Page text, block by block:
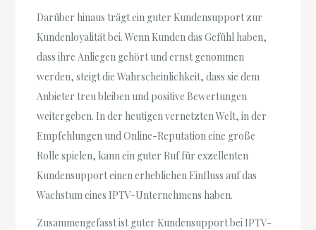
Darüber hinaus trägt ein guter Kundensupport zur
Kundenloyalität bei. Wenn Kunden das Gefühl haben,
dass ihre Anliegen gehört und ernst genommen
werden, steigt die Wahrscheinlichkeit, dass sie dem
Anbieter treu bleiben und positive Bewertungen
weitergeben. In der heutigen vernetzten Welt, in der
Empfehlungen und Online-Reputation eine große
Rolle spielen, kann ein guter Ruf für exzellenten
Kundensupport einen erheblichen Einfluss auf das
Wachstum eines IPTV-Unternehmens haben.
Zusammengefasst ist guter Kundensupport bei IPTV-